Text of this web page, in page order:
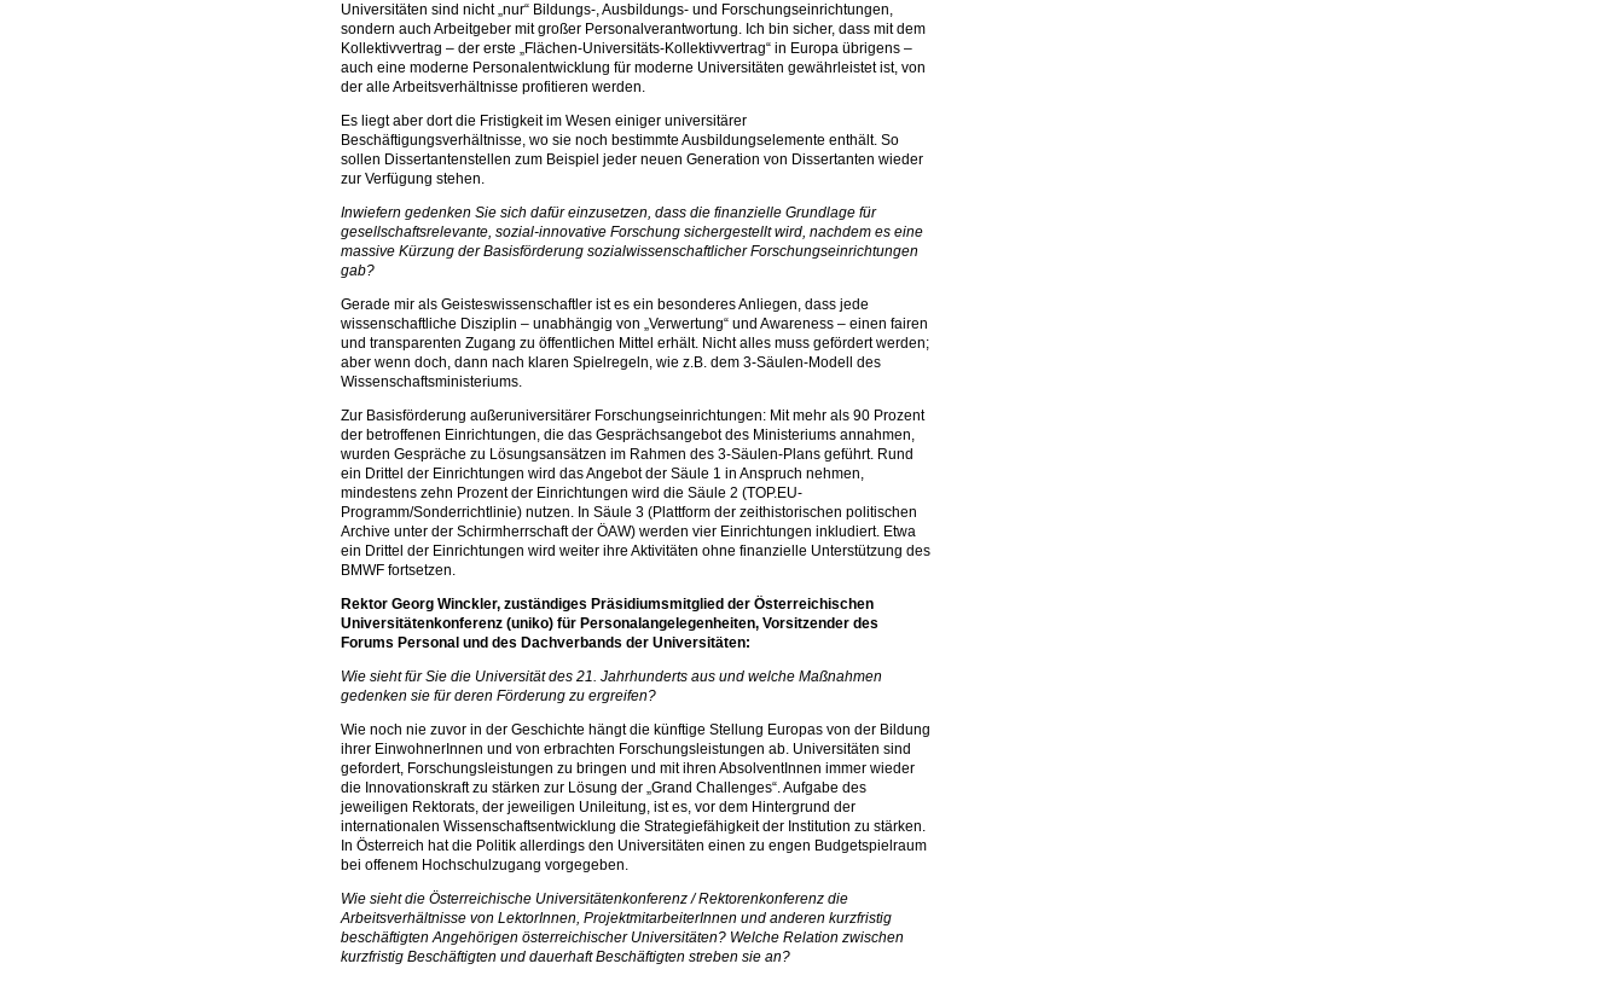
Universitäten sind nicht „nur“ Bildungs-, Ausbildungs- und Forschungseinrichtungen,
sondern auch Arbeitgeber mit großer Personalverantwortung. Ich bin sicher, dass mit dem
Kollektivvertrag – der erste „Flächen-Universitäts-Kollektivvertrag“ in Europa übrigens –
auch eine moderne Personalentwicklung für moderne Universitäten gewährleistet ist, von
der alle Arbeitsverhältnisse profitieren werden.
Es liegt aber dort die Fristigkeit im Wesen einiger universitärer
Beschäftigungsverhältnisse, wo sie noch bestimmte Ausbildungselemente enthält. So
sollen Dissertantenstellen zum Beispiel jeder neuen Generation von Dissertanten wieder
zur Verfügung stehen.
Inwiefern gedenken Sie sich dafür einzusetzen, dass die finanzielle Grundlage für
gesellschaftsrelevante, sozial-innovative Forschung sichergestellt wird, nachdem es eine
massive Kürzung der Basisförderung sozialwissenschaftlicher Forschungseinrichtungen
gab?
Gerade mir als Geisteswissenschaftler ist es ein besonderes Anliegen, dass jede
wissenschaftliche Disziplin – unabhängig von „Verwertung“ und Awareness – einen fairen
und transparenten Zugang zu öffentlichen Mittel erhält. Nicht alles muss gefördert werden;
aber wenn doch, dann nach klaren Spielregeln, wie z.B. dem 3-Säulen-Modell des
Wissenschaftsministeriums.
Zur Basisförderung außeruniversitärer Forschungseinrichtungen: Mit mehr als 90 Prozent
der betroffenen Einrichtungen, die das Gesprächsangebot des Ministeriums annahmen,
wurden Gespräche zu Lösungsansätzen im Rahmen des 3-Säulen-Plans geführt. Rund
ein Drittel der Einrichtungen wird das Angebot der Säule 1 in Anspruch nehmen,
mindestens zehn Prozent der Einrichtungen wird die Säule 2 (TOP.EU-
Programm/Sonderrichtlinie) nutzen. In Säule 3 (Plattform der zeithistorischen politischen
Archive unter der Schirmherrschaft der ÖAW) werden vier Einrichtungen inkludiert. Etwa
ein Drittel der Einrichtungen wird weiter ihre Aktivitäten ohne finanzielle Unterstützung des
BMWF fortsetzen.
Rektor Georg Winckler, zuständiges Präsidiumsmitglied der Österreichischen
Universitätenkonferenz (uniko) für Personalangelegenheiten, Vorsitzender des
Forums Personal und des Dachverbands der Universitäten:
Wie sieht für Sie die Universität des 21. Jahrhunderts aus und welche Maßnahmen
gedenken sie für deren Förderung zu ergreifen?
Wie noch nie zuvor in der Geschichte hängt die künftige Stellung Europas von der Bildung
ihrer EinwohnerInnen und von erbrachten Forschungsleistungen ab. Universitäten sind
gefordert, Forschungsleistungen zu bringen und mit ihren AbsolventInnen immer wieder
die Innovationskraft zu stärken zur Lösung der „Grand Challenges“. Aufgabe des
jeweiligen Rektorats, der jeweiligen Unileitung, ist es, vor dem Hintergrund der
internationalen Wissenschaftsentwicklung die Strategiefähigkeit der Institution zu stärken.
In Österreich hat die Politik allerdings den Universitäten einen zu engen Budgetspielraum
bei offenem Hochschulzugang vorgegeben.
Wie sieht die Österreichische Universitätenkonferenz / Rektorenkonferenz die
Arbeitsverhältnisse von LektorInnen, ProjektmitarbeiterInnen und anderen kurzfristig
beschäftigten Angehörigen österreichischer Universitäten? Welche Relation zwischen
kurzfristig Beschäftigten und dauerhaft Beschäftigten streben sie an?